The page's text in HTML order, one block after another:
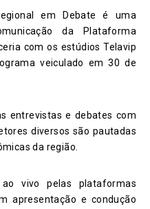
em Debate é uma
da Plataforma
com os estúdios Telavip
veiculado em 30 de
entrevistas e debates com
diversos são pautadas
da região.
vivo pelas plataformas
apresentação e condução